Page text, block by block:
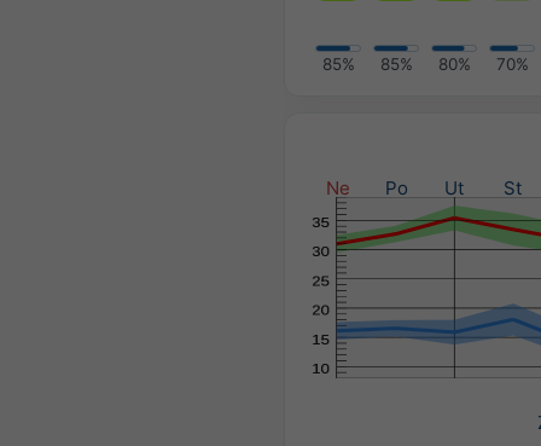
85% 85% 80% 70%
Ne Po Ut St